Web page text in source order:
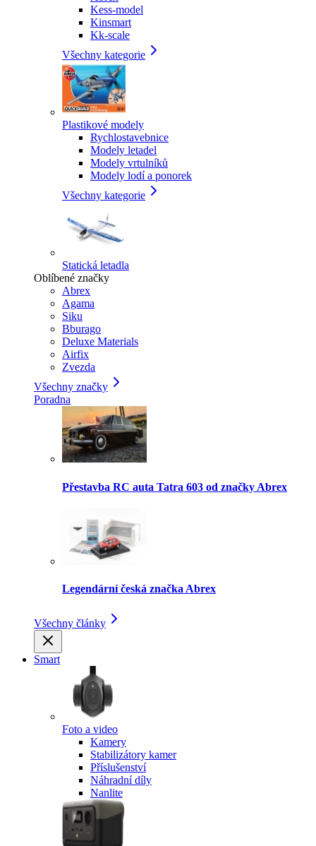
Kess-model
Kinsmart
Kk-scale
Všechny kategorie
Plastikové modely
Rychlostavebnice
Modely letadel
Modely vrtulníků
Modely lodí a ponorek
Všechny kategorie
Statická letadla
Oblíbené značky
Abrex
Agama
Siku
Bburago
Deluxe Materials
Airfix
Zvezda
Všechny značky
Poradna
Přestavba RC auta Tatra 603 od značky Abrex
Legendární česká značka Abrex
Všechny články
Smart
Foto a video
Kamery
Stabilizátory kamer
Příslušenství
Náhradní díly
Nanlite